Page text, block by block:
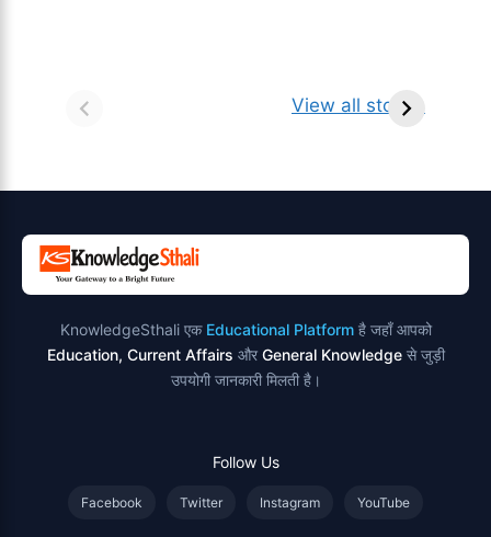
View all stories
किसे कहते है?
ज्योतिर्लिंग | नाम,
KnowledgeSthali एक Educational Platformहै जहाँ आपको
Education, Current Affairs और General Knowledgeसे जुड़ी
उपयोगी जानकारी मिलती है।
Follow Us
Facebook Twitter Instagram YouTube